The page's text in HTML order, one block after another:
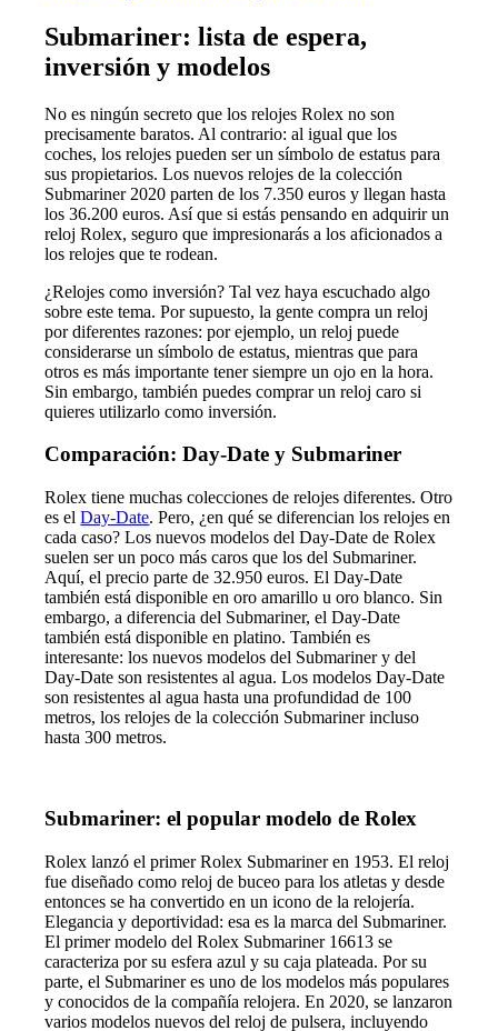
Submariner: lista de espera,
inversión y modelos
No es ningún secreto que los relojes Rolex no son
precisamente baratos. Al contrario: al igual que los
coches, los relojes pueden ser un símbolo de estatus para
sus propietarios. Los nuevos relojes de la colección
Submariner 2020 parten de los 7.350 euros y llegan hasta
los 36.200 euros. Así que si estás pensando en adquirir un
reloj Rolex, seguro que impresionarás a los aficionados a
los relojes que te rodean.
¿Relojes como inversión? Tal vez haya escuchado algo
sobre este tema. Por supuesto, la gente compra un reloj
por diferentes razones: por ejemplo, un reloj puede
considerarse un símbolo de estatus, mientras que para
otros es más importante tener siempre un ojo en la hora.
Sin embargo, también puedes comprar un reloj caro si
quieres utilizarlo como inversión.
Comparación: Day-Date y Submariner
Rolex tiene muchas colecciones de relojes diferentes. Otro
es elDay-Date. Pero, ¿en qué se diferencian los relojes en
cada caso? Los nuevos modelos del Day-Date de Rolex
suelen ser un poco más caros que los del Submariner.
Aquí, el precio parte de 32.950 euros. El Day-Date
también está disponible en oro amarillo u oro blanco. Sin
embargo, a diferencia del Submariner, el Day-Date
también está disponible en platino. También es
interesante: los nuevos modelos del Submariner y del
Day-Date son resistentes al agua. Los modelos Day-Date
son resistentes al agua hasta una profundidad de 100
metros, los relojes de la colección Submariner incluso
hasta 300 metros.
Submariner: el popular modelo de Rolex
Rolex lanzó el primer Rolex Submariner en 1953. El reloj
fue diseñado como reloj de buceo para los atletas y desde
entonces se ha convertido en un icono de la relojería.
Elegancia y deportividad: esa es la marca del Submariner.
El primer modelo del Rolex Submariner 16613 se
caracteriza por su esfera azul y su caja plateada. Por su
parte, el Submariner es uno de los modelos más populares
y conocidos de la compañía relojera. En 2020, se lanzaron
varios modelos nuevos del reloj de pulsera, incluyendo